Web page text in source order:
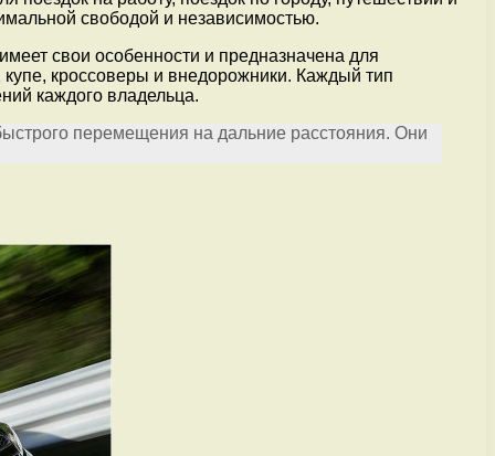
свободой и независимостью.
свои особенности и предназначена для
кроссоверы и внедорожники. Каждый тип
каждого владельца.
перемещения на дальние расстояния. Они